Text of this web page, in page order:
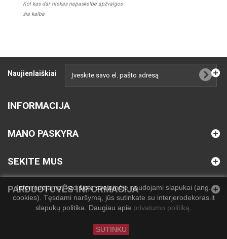
Informuojame, kad šioje svetainėje naudojami slapukai (ang.
cookies). Tęsdami naršymą, jūs sutinkate su interjerodekoras.lt
slapukų politika. Daugiau apie privatumo politiką
SUTINKU
Kol kas dar niekas nepaskelbė apžvalgos
šia kalba
Naujienlaiškiai
INFORMACIJA
MANO PASKYRA
SEKITE MUS
PARDUOTUVĖS INFORMACIJA